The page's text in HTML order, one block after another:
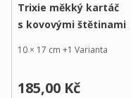
Trixie měkký kartáč
s kovovými štětinami
10 × 17 cm +1 Varianta
185,00 Kč